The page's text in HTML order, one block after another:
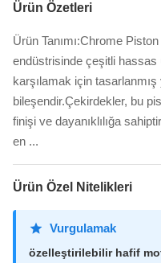
Ürün Özetleri
Ürün Tanımı:Chrome
endüstrisinde çeşitli hassas
karşılamak için
bileşendir.Çekirdekler, bu
finişi ve dayanıklılığa
en ...
Ürün Özel Nitelikleri
Vurgulamak
özelleştirilebilir hafif